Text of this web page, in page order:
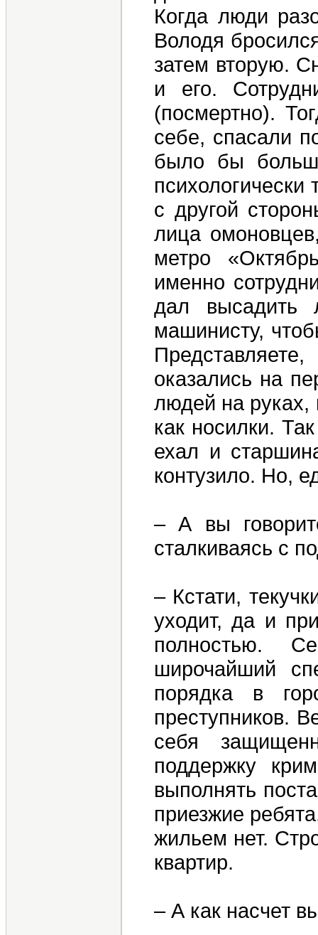
Когда люди
Володя
затем вторую.
и его.
(посмертно).
себе, спасали
было бы
с другой
лица
метро
именно
дал высадить
машинисту,
оказались на
людей на руках,
как носилки.
ехал и
контузило. Но,
– А вы
сталкиваясь с
– Кстати,
уходит, да и
полностью.
широчайший
порядка в
преступников.
себя
поддержку
выполнять
приезжие
жильем нет.
квартир.
– А как насчет